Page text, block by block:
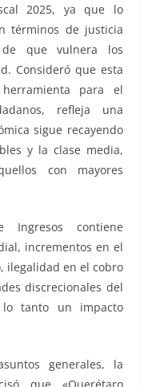
2025, ya que lo
términos de justicia
de que vulnera los
Consideró que esta
para el
refleja una
sigue recayendo
y la clase media,
con mayores
contiene
incrementos en el
ilegalidad en el cobro
discrecionales del
tanto un impacto
generales, la
que «Querétaro